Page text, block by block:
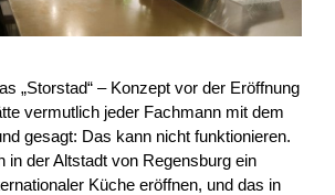
„Storstad“ – Konzept vor der Eröffnung
vermutlich jeder Fachmann mit dem
gesagt: Das kann nicht funktionieren.
in der Altstadt von Regensburg ein
Küche eröffnen, und das in